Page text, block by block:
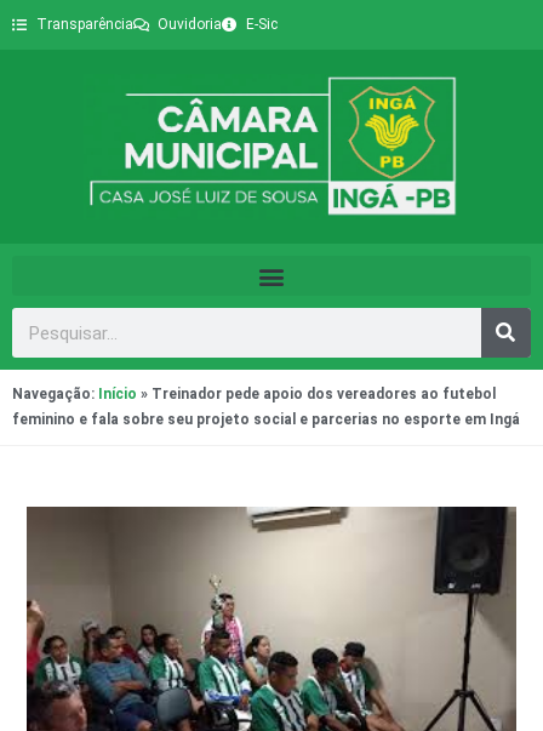
Transparência Ouvidoria E-Sic
Navegação: Início » Treinador pede apoio dos vereadores ao futebol
feminino e fala sobre seu projeto social e parcerias no esporte em Ingá